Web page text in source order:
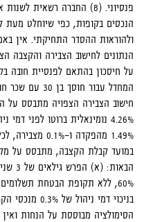
פנסיוני. (8)
החברה רשאית לשנות
הנכסים בקופות, כפי שיוחלט מעת
הנתונים לחישוב הצבירה והקצבה
על חיסכון בהתאם לפנסיית חובה
חישוב הצבירה הצפויה מתבסס
4.26% נומינאלית ברוטו לפני
1.49% מהפקדה
במועד קבלת הקצבה, מתבסס על
בניכוי דמי
הסימולציה מבוססת על הנחות